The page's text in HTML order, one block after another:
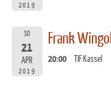
2019
SO
21
APR
2019
Frank
20:00 TIF Kassel